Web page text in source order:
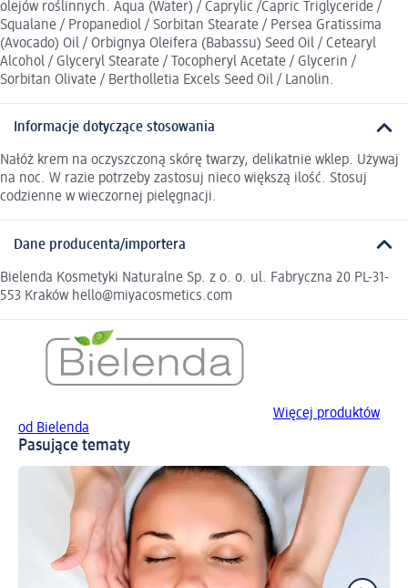
olejów roślinnych. Aqua (Water) / Caprylic /Capric Triglyceride /
Squalane / Propanediol / Sorbitan Stearate / Persea Gratissima
(Avocado) Oil / Orbignya Oleifera (Babassu) Seed Oil / Cetearyl
Alcohol / Glyceryl Stearate / Tocopheryl Acetate / Glycerin /
Sorbitan Olivate / Bertholletia Excels Seed Oil / Lanolin.
Informacje dotyczące stosowania
Nałóż krem na oczyszczoną skórę twarzy, delikatnie wklep. Używaj
na noc. W razie potrzeby zastosuj nieco większą ilość. Stosuj
codzienne w wieczornej pielęgnacji.
Dane producenta/importera
Bielenda Kosmetyki Naturalne Sp. z o. o. ul. Fabryczna 20 PL-31-
553 Kraków hello@miyacosmetics.com
Więcej produktów
od Bielenda
Pasujące tematy